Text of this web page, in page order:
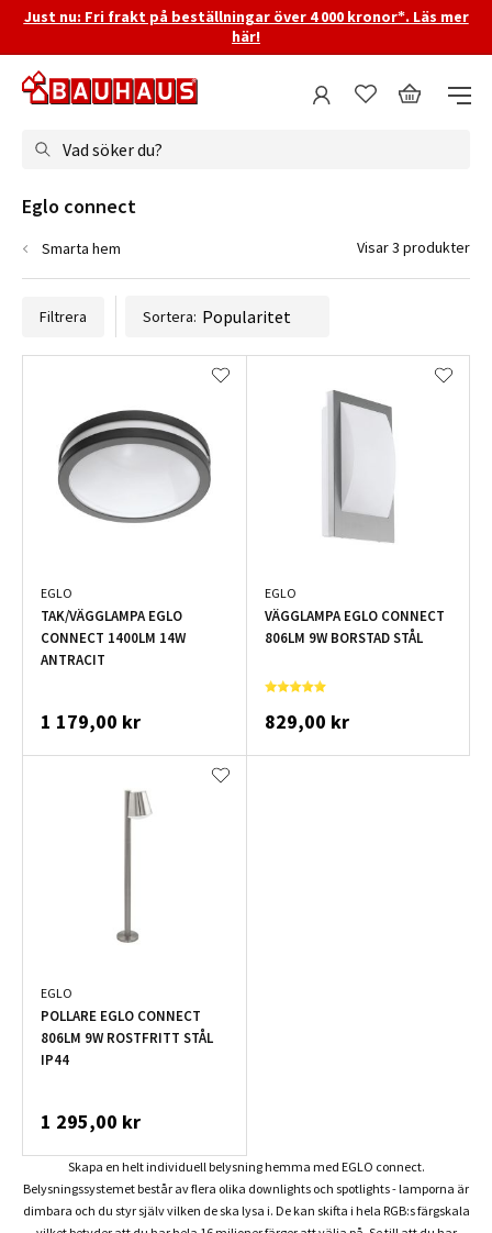
Just nu: Fri frakt på beställningar över 4 000 kronor*. Läs mer
här!
Vad söker du?
Filtrera Sortera:
EGLO
TAK/VÄGGLAMPA EGLO
CONNECT 1400LM 14W
ANTRACIT
1 179,00 kr
EGLO
VÄGGLAMPA EGLO CONNECT
806LM 9W BORSTAD STÅL
829,00 kr
EGLO
POLLARE EGLO CONNECT
806LM 9W ROSTFRITT STÅL
IP44
1 295,00 kr
Skapa en helt individuell belysning hemma med EGLO connect.
Belysningssystemet består av flera olika downlights och spotlights - lamporna är
dimbara och du styr själv vilken de ska lysa i. De kan skifta i hela RGB:s färgskala
Eglo connect
Smarta hem Visar 3 produkter